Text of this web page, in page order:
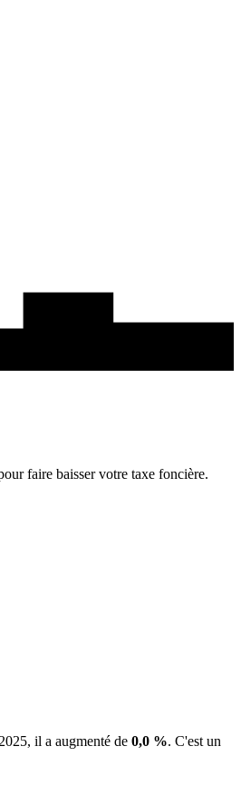
faire baisser votre taxe foncière.
il a augmenté de 0,0 %. C'est un